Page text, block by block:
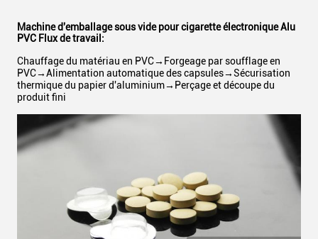
Machine d'emballage sous vide pour cigarette électronique Alu
PVC Flux de travail:
Chauffage du matériau en PVC→Forgeage par soufflage en
PVC→Alimentation automatique des capsules→Sécurisation
thermique du papier d'aluminium→Perçage et découpe du
produit fini